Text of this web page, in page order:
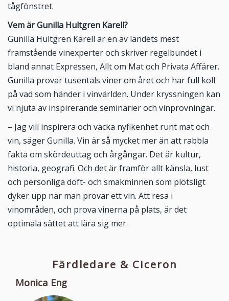
tågfönstret.
Vem är Gunilla Hultgren Karell?
Gunilla Hultgren Karell är en av landets mest
framstående vinexperter och skriver regelbundet i
bland annat Expressen, Allt om Mat och Privata Affärer.
Gunilla provar tusentals viner om året och har full koll
på vad som händer i vinvärlden. Under kryssningen kan
vi njuta av inspirerande seminarier och vinprovningar.
– Jag vill inspirera och väcka nyfikenhet runt mat och
vin, säger Gunilla. Vin är så mycket mer än att rabbla
fakta om skördeuttag och årgångar. Det är kultur,
historia, geografi. Och det är framför allt känsla, lust
och personliga doft- och smakminnen som plötsligt
dyker upp när man provar ett vin. Att resa i
vinområden, och prova vinerna på plats, är det
optimala sättet att lära sig mer.
Färdledare & Ciceron
Monica Eng